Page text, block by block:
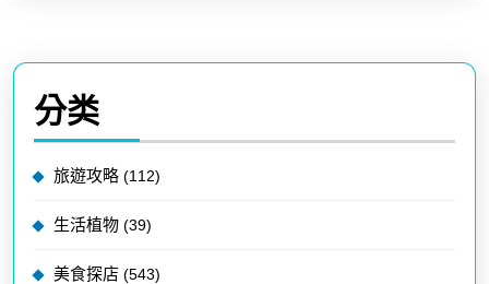
分类
旅遊攻略 (112)
生活植物 (39)
美食探店 (543)